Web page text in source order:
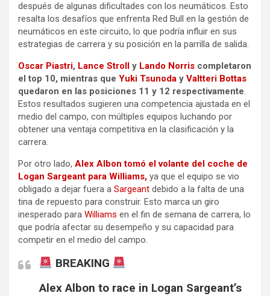
después de algunas dificultades con los neumáticos. Esto
resalta los desafíos que enfrenta Red Bull en la gestión de
neumáticos en este circuito, lo que podría influir en sus
estrategias de carrera y su posición en la parrilla de salida.
Oscar Piastri, Lance Stroll y Lando Norris completaron
el top 10, mientras que Yuki Tsunoda y Valtteri Bottas
quedaron en las posiciones 11 y 12 respectivamente.
Estos resultados sugieren una competencia ajustada en el
medio del campo, con múltiples equipos luchando por
obtener una ventaja competitiva en la clasificación y la
carrera.
Por otro lado, Alex Albon tomó el volante del coche de
Logan Sargeant para Williams, ya que el equipo se vio
obligado a dejar fuera a Sargeant debido a la falta de una
tina de repuesto para construir. Esto marca un giro
inesperado para Williams en el fin de semana de carrera, lo
que podría afectar su desempeño y su capacidad para
competir en el medio del campo.
BREAKING
Alex Albon to race in Logan Sargeant’s